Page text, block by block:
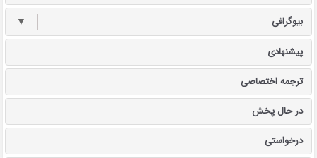
بیوگرافی ▼
پیشنهادی
ترجمه اختصاصی
در حال پخش
درخواستی